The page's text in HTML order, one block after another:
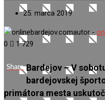
25. marca 2019
autor -
0
1 729
Share Bardejov – V
bardejovskej
primátora mesta